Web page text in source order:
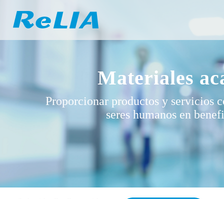
Materiales
Proporcionar productos y servicios
seres humanos en